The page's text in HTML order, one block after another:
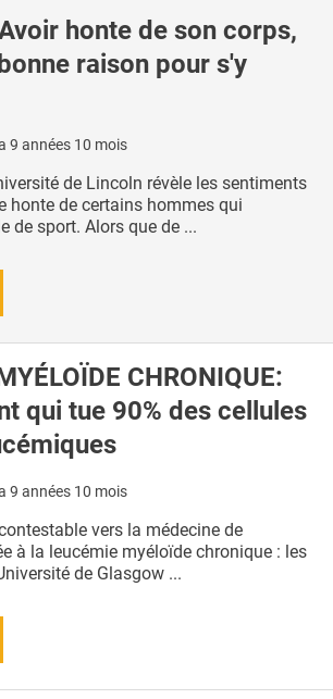
honte de son corps,
raison pour s'y
9 années 10 mois
de Lincoln révèle les sentiments
honte de certains hommes qui
de sport. Alors que de ...
CHRONIQUE:
qui tue 90% des cellules
9 années 10 mois
vers la médecine de
à la leucémie myéloïde chronique : les
de Glasgow ...